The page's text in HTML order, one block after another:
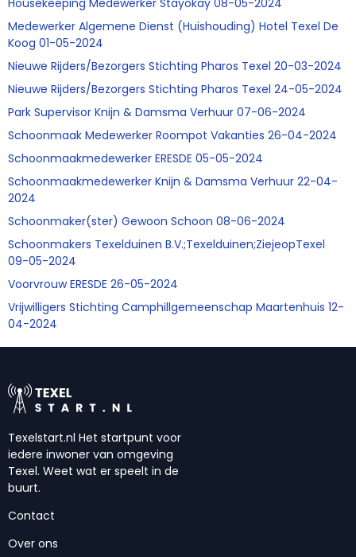
Housekeeping Medewerker Stayokay 08-05-2024
Medewerker Algemene Dienst (Huishouding) Hotel Texel De
Koog 01-05-2024
Nieuwe Rijders/Bezorgers Stichting Pharos Texel 20-03-2024
Nieuwe Rijders/Bezorgers Stichting Pharos Texel 24-05-2024
Park Supervisor Knijn & Damsma Verhuur 07-06-2024
Schoonmaak Medewerker Roompot Vakanties 26-04-2024
Schoonmaakmedewerker ERESDE 05-05-2024
Schoonmaakmedewerker Knijn & Damsma Verhuur 22-04-
2024
Schoonmaker(ster) Gewoon Schoon 08-06-2024
Schoonmakers Texelduinen B.V.;Texelduinen;ZiejeopTexel
09-05-2024
Voorvrouw ERESDE 26-05-2024
Vrijwilligers Stichting Camphillgemeenschap Maartenhuis 12-
04-2024
Texelstart.nl Het startpunt voor
iedere inwoner van omgeving
Texel. Weet wat er speelt in de
buurt.
Contact
Over ons